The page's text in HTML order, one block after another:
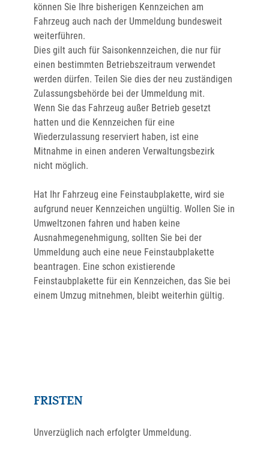
können Sie Ihre bisherigen Kennzeichen am
Fahrzeug auch nach der Ummeldung bundesweit
weiterführen.
Dies gilt auch für Saisonkennzeichen, die nur für
einen bestimmten Betriebszeitraum verwendet
werden dürfen. Teilen Sie dies der neu zuständigen
Zulassungsbehörde bei der Ummeldung mit.
Wenn Sie das Fahrzeug außer Betrieb gesetzt
hatten und die Kennzeichen für eine
Wiederzulassung reserviert haben, ist eine
Mitnahme in einen anderen Verwaltungsbezirk
nicht möglich.
Hat Ihr Fahrzeug eine Feinstaubplakette, wird sie
aufgrund neuer Kennzeichen ungültig. Wollen Sie in
Umweltzonen fahren und haben keine
Ausnahmegenehmigung, sollten Sie bei der
Ummeldung auch eine neue Feinstaubplakette
beantragen. Eine schon existierende
Feinstaubplakette für ein Kennzeichen, das Sie bei
einem Umzug mitnehmen, bleibt weiterhin gültig.
FRISTEN
Unverzüglich nach erfolgter Ummeldung.